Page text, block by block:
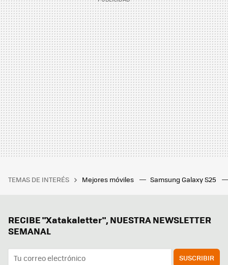
TEMAS DE INTERÉS Mejores móviles Samsung Galaxy S25
RECIBE "Xatakaletter", NUESTRA NEWSLETTER
SEMANAL
SUSCRIBIR